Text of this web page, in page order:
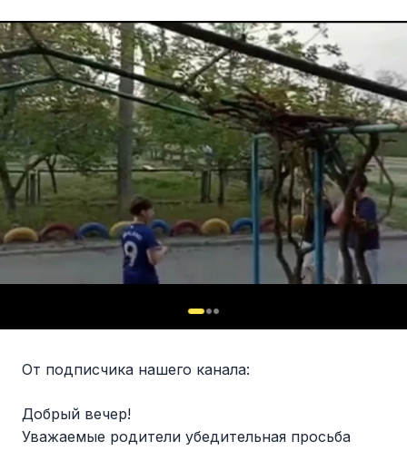
От подписчика нашего канала:
Добрый вечер!
Уважаемые родители убедительная просьба